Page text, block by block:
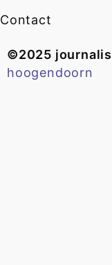
Contact
©2025
hoogendoorn